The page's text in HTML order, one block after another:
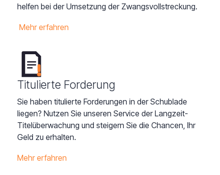
helfen bei der Umsetzung der Zwangsvollstreckung.
Mehr erfahren
Titulierte Forderung
Sie haben titulierte Forderungen in der Schublade
liegen? Nutzen Sie unseren Service der Langzeit-
Titelüberwachung und steigern Sie die Chancen, Ihr
Geld zu erhalten.
Mehr erfahren